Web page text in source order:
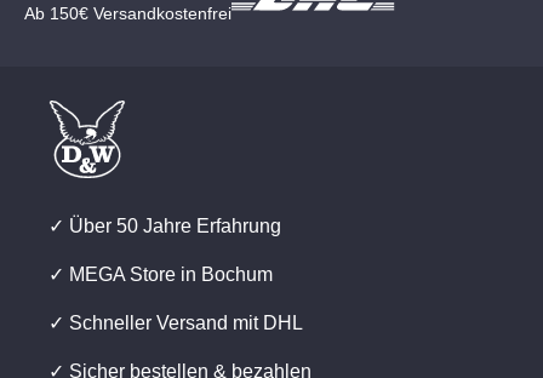
Ab 150€ Versandkostenfrei
✓ Über 50 Jahre Erfahrung
✓ MEGA Store in Bochum
✓ Schneller Versand mit DHL
✓ Sicher bestellen & bezahlen